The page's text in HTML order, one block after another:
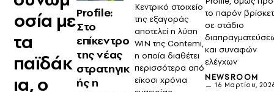
οσία με
τα
παϊδάκ
ια, ο
Profile:
Στο
επίκεντρο
της νέας
στρατηγικ
ής η
Κεντρικό στοιχείο
της εξαγοράς
αποτελεί η λύση
WIN της Contemi,
η οποία διαθέτει
περισσότερα από
είκοσι χρόνια
το παρόν
σε στάδιο
και συναφών
ελέγχων
NEWSROOM
16 Μαρτίου,